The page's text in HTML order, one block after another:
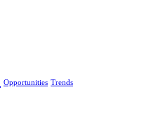
Opportunities Trends